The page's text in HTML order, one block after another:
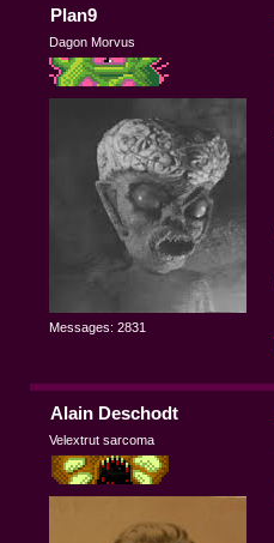
Plan9
Dagon Morvus
Messages: 2831
Alain Deschodt
Velextrut sarcoma